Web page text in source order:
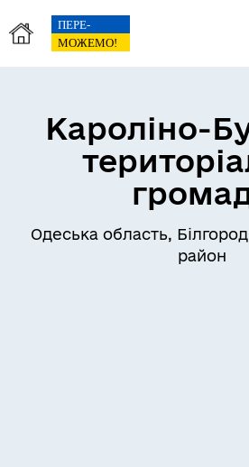
Кароліно-
Одеська область,
район